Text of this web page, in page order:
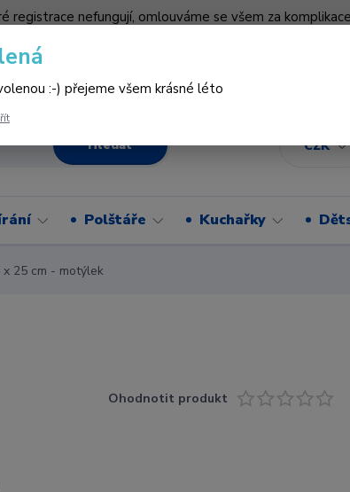
nefungují, omlouváme se všem za
CZK
Hledat
Polštáře Kuchařky
25 cm - motýlek
Ohodnotit produkt
:-) přejeme všem krásné léto